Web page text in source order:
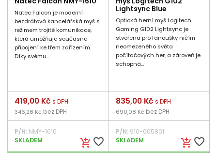
Natec Falcon je moderní
bezdrátová kancelářská myš s
režimem trojité komunikace,
která umožňuje současné
připojení ke třem zařízením.
Díky svému...
add_shopping_cart favorite_border
Cena
419,00 Kč s DPH
346,28 Kč bez DPH
P/N: NMY-1610
SKLADEM
Lightsync Blue
Optická herní myš Logitech
Gaming G102 Lightsync je
stvořena pro fanoušky ničím
neomezeného světa
počítačových her, a zároveň je
schopná...
add_shopping_cart favorite_border
Cena
835,00 Kč s DPH
690,08 Kč bez DPH
P/N:910-005801
SKLADEM